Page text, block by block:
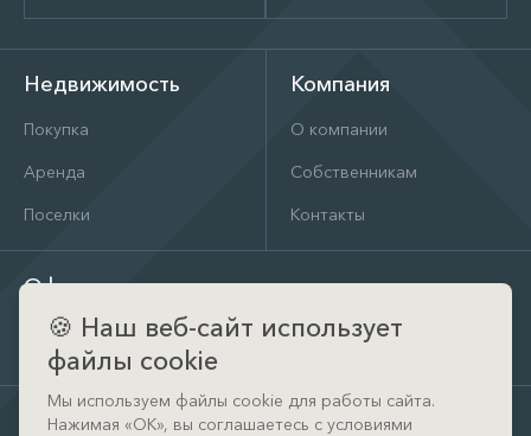
Недвижимость
Покупка
Аренда
Поселки
Компания
О компании
Собственникам
Контакты
Офис
д. Тимошкино, ул. Архитектора Райта, д. 1 (КП Кристал
Истра)
🍪 Наш веб-сайт использует
файлы cookie
Мы используем файлы cookie для работы сайта.
Нажимая «ОК», вы соглашаетесь с условиями